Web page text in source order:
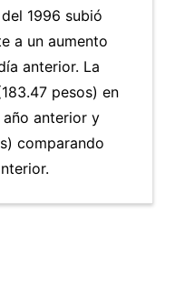
1996 subió
a un aumento
anterior. La
pesos) en
anterior y
comparando